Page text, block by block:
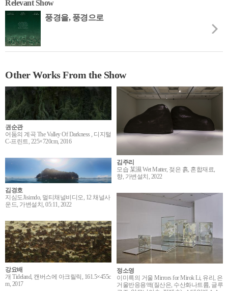
Relevant Show
풍경을, 풍경으로
Other Works From the Show
권순관
어둠의 계곡 The Valley Of Darkness , 디지털
C-프린트, 225×720cm, 2016
김주리
모습 某濕 Wet Matter, 젖은 흙, 혼합재료,
향, 가변설치, 2022
김경호
지심도Jisimdo, 멀티채널비디오, 12 채널사
운드, 가변설치, 05:11, 2022
정소영
이미륵의 거울 Mirrors for Mirok Li, 유리, 은
거울반응용액(질산은, 수산화나트륨, 글루
강요배
개 Tideland, 캔버스에 아크릴릭, 161.5×455c
m, 2017